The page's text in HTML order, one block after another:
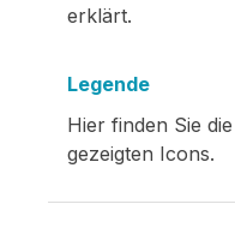
erklärt.
Legende
Hier finden Sie
gezeigten Icons.